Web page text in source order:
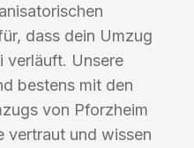
dass dein Umzug
verläuft. Unsere
bestens mit den
von Pforzheim
vertraut und wissen